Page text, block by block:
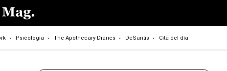
Psicología The Apothecary Diaries DeSantis Cita del día